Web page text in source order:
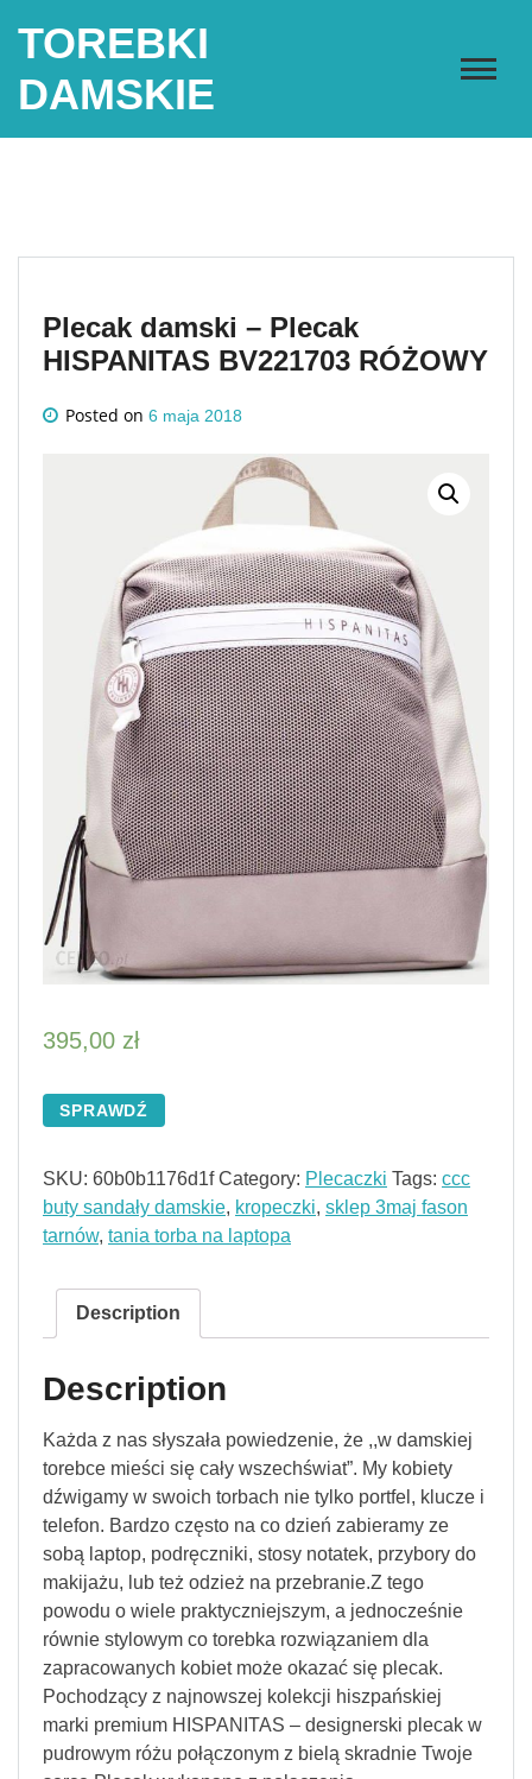
TOREBKI
DAMSKIE
Plecak damski – Plecak
HISPANITAS BV221703 RÓŻOWY
Posted on 6 maja 2018
395,00 zł
SPRAWDŹ
SKU: 60b0b1176d1f Category: Plecaczki Tags: ccc
buty sandały damskie, kropeczki, sklep 3maj fason
tarnów, tania torba na laptopa
Description
Description
Każda z nas słyszała powiedzenie, że ,,w damskiej
torebce mieści się cały wszechświat”. My kobiety
dźwigamy w swoich torbach nie tylko portfel, klucze i
telefon. Bardzo często na co dzień zabieramy ze
sobą laptop, podręczniki, stosy notatek, przybory do
makijażu, lub też odzież na przebranie.Z tego
powodu o wiele praktyczniejszym, a jednocześnie
równie stylowym co torebka rozwiązaniem dla
zapracowanych kobiet może okazać się plecak.
Pochodzący z najnowszej kolekcji hiszpańskiej
marki premium HISPANITAS – designerski plecak w
pudrowym różu połączonym z bielą skradnie Twoje